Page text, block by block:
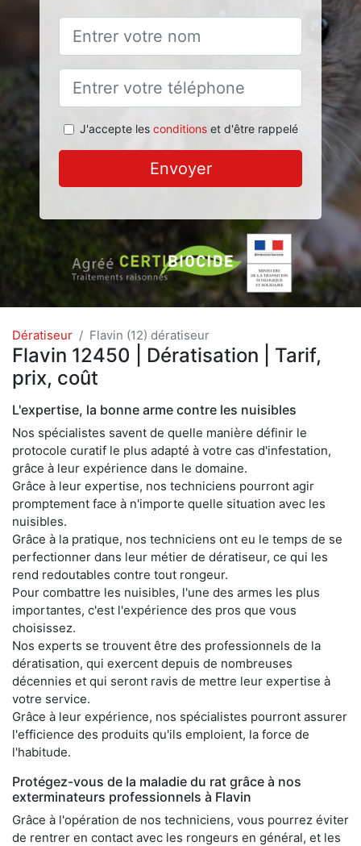
J'accepte les conditionset d'être rappelé
Envoyer
Dératiseur Flavin (12) dératiseur
Flavin 12450 | Dératisation | Tarif,
prix, coût
L'expertise, la bonne arme contre les nuisibles
Nos spécialistes savent de quelle manière définir le
protocole curatif le plus adapté à votre cas d'infestation,
grâce à leur expérience dans le domaine.
Grâce à leur expertise, nos techniciens pourront agir
promptement face à n'importe quelle situation avec les
nuisibles.
Grâce à la pratique, nos techniciens ont eu le temps de se
perfectionner dans leur métier de dératiseur, ce qui les
rend redoutables contre tout rongeur.
Pour combattre les nuisibles, l'une des armes les plus
importantes, c'est l'expérience des pros que vous
choisissez.
Nos experts se trouvent être des professionnels de la
dératisation, qui exercent depuis de nombreuses
décennies et qui seront ravis de mettre leur expertise à
votre service.
Grâce à leur expérience, nos spécialistes pourront assurer
l'efficience des produits qu'ils emploient, la force de
l'habitude.
Protégez-vous de la maladie du rat grâce à nos
exterminateurs professionnels à Flavin
Grâce à l'opération de nos techniciens, vous pourrez éviter
de rentrer en contact avec les rongeurs en général, et les